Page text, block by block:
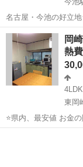
名古屋・今池の好立
集中です。 栄まで6分、名古屋駅まで11分。家賃42,000円〜＋共益費
に水道光熱費・Wi-Fi
く...
愛知 名古屋市
岡
熱
東岡
⭐️県内、最安値 お金
(一部の部屋を除き) 退去費用なし ティッシュなどの備品も完備無料